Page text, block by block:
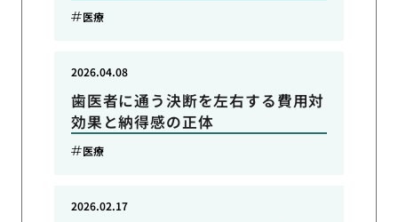
医療
歯医者に通う決断を左右する費用対
効果と納得感の正体
2026.04.08
医療
2026.02.17